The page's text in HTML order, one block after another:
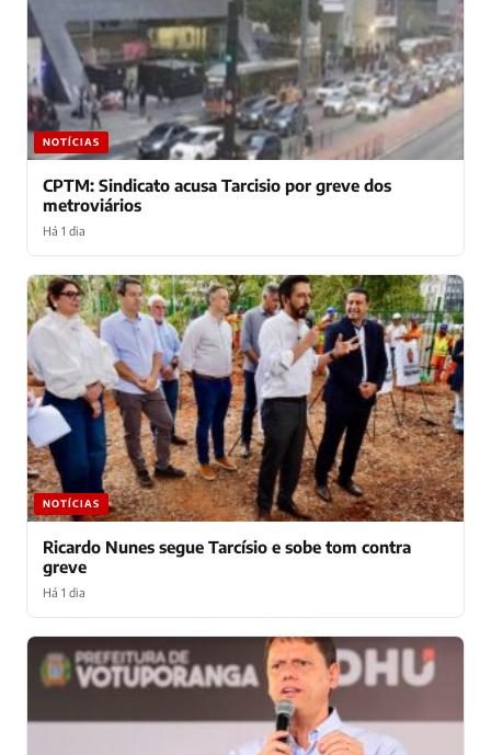
NOTÍCIAS
CPTM: Sindicato acusa Tarcisio por greve dos
metroviários
Há 1 dia
NOTÍCIAS
Ricardo Nunes segue Tarcísio e sobe tom contra
greve
Há 1 dia